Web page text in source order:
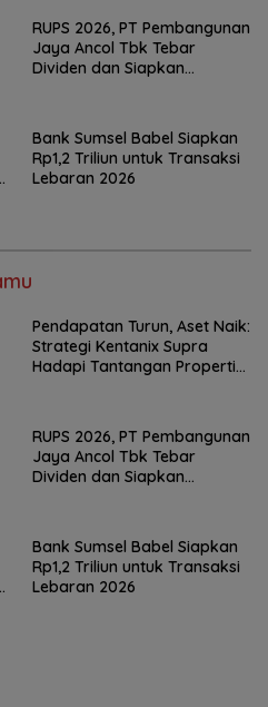
RUPS 2026, PT Pembangunan
Jaya Ancol Tbk Tebar
Dividen dan Siapkan
Bank Sumsel Babel Siapkan
Rp1,2 Triliun untuk Transaksi
Lebaran 2026
Pendapatan Turun, Aset Naik:
Strategi Kentanix Supra
Hadapi Tantangan Properti
RUPS 2026, PT Pembangunan
Jaya Ancol Tbk Tebar
Dividen dan Siapkan
Bank Sumsel Babel Siapkan
Rp1,2 Triliun untuk Transaksi
Lebaran 2026